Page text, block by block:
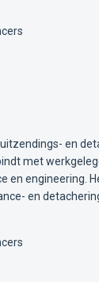
en
met
en engineering.
en